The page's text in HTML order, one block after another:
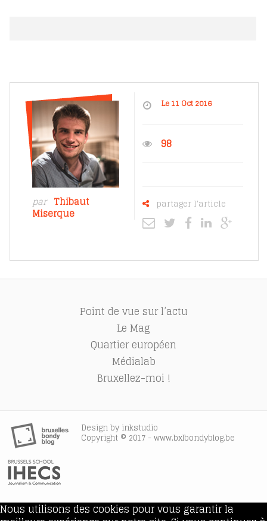
par Thibaut
Miserque
Le 11 Oct 2016
98
partager l'article
Point de vue sur l’actu
Le Mag
Quartier européen
Médialab
Bruxellez-moi !
Design by inkstudio
Copyright © 2017 - www.bxlbondyblog.be
Nous utilisons des cookies pour vous garantir la